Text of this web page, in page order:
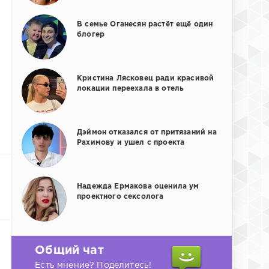
В семье Оганесян растёт ещё один
блогер
Кристина Лясковец ради красивой
локации переехала в отель
Дэймон отказался от притязаний на
Рахимову и ушел с проекта
Надежда Ермакова оценила ум
проектного сексолога
Общий чат
Есть мнение? Поделитесь!